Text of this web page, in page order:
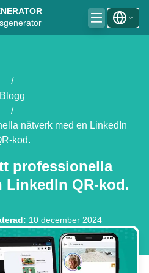
/
Blogg
/
nätverk med en LinkedIn
kod.
professionella
LinkedIn QR-kod.
: 10 december 2024